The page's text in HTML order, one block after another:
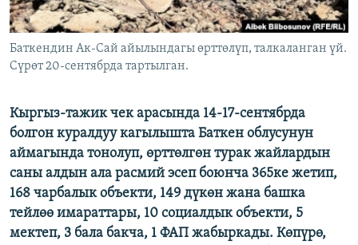
Баткендин Ак-Сай айылындагы өрттөлүп, талкаланган үй.
Сүрөт 20-сентябрда тартылган.
Кыргыз-тажик чек арасында 14-17-сентябрда
болгон куралдуу кагылышта Баткен облусунун
аймагында тонолуп, өрттөлгөн турак жайлардын
саны алдын ала расмий эсеп боюнча 365ке жетип,
168 чарбалык объекти, 149 дүкөн жана башка
тейлөө имараттары, 10 социалдык объекти, 5
мектеп, 3 бала бакча, 1 ФАП жабыркады. Көпүрө,